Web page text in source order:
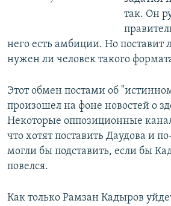
так. Он
него есть амбиции. Но поставит
нужен ли человек такого
Этот обмен постами об
произошел на фоне новостей о
Некоторые оппозиционные
что хотят поставить Даудова и
могли бы подставить, если бы
повелся.
Как только Рамзан Кадыров